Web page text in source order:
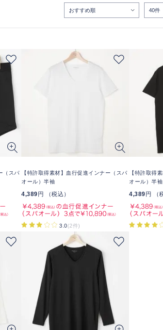
（スパ
【特許取得素材】血行促進インナー（スパ
オール）半袖
4,389 円 （税込）
3.0(2件)
【特許取得
オール）半袖
4,389 円 （